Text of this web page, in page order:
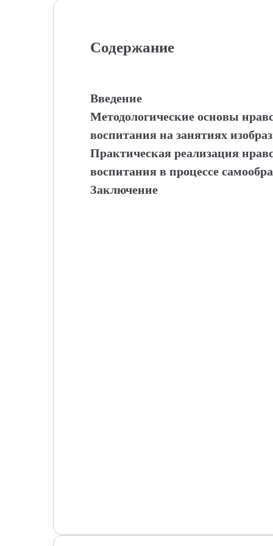
Содержание
Введение
Методологические основы
воспитания на занятиях
Практическая реализация
воспитания в процессе
Заключение